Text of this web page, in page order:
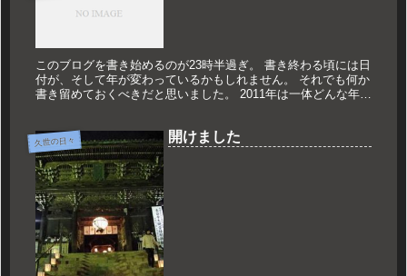
このブログを書き始めるのが23時半過ぎ。 書き終わる頃には日
付が、そして年が変わっているかもしれません。 それでも何か
書き留めておくべきだと思いました。 2011年は一体どんな年だ
久世の日々 開けました